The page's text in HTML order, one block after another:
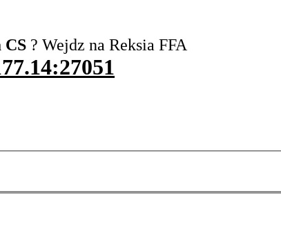
CS ? Wejdz na Reksia FFA